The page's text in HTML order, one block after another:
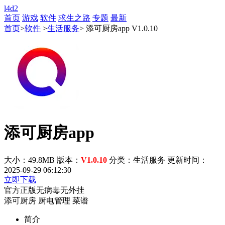
l4d2
首页 游戏 软件 求生之路 专题 最新
首页>软件 >生活服务> 添可厨房app V1.0.10
添可厨房app
大小：49.8MB 版本： V1.0.10 分类：生活服务 更新时间：
2025-09-29 06:12:30
立即下载
官方正版无病毒无外挂
添可厨房 厨电管理 菜谱
简介